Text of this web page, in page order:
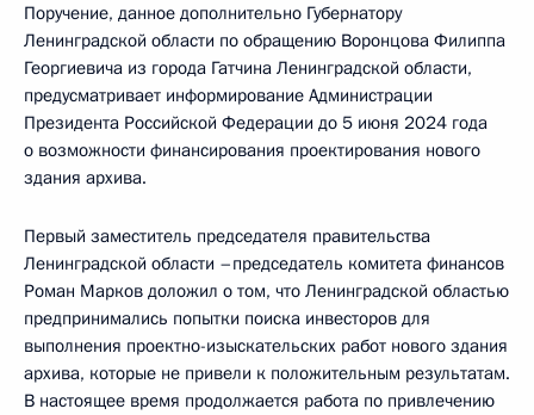
Поручение, данное дополнительно Губернатору
Ленинградской области по обращению Воронцова Филиппа
Георгиевича из города Гатчина Ленинградской области,
предусматривает информирование Администрации
Президента Российской Федерации до 5 июня 2024 года
о возможности финансирования проектирования нового
здания архива.
Первый заместитель председателя правительства
Ленинградской области –председатель комитета финансов
Роман Марков доложил о том, что Ленинградской областью
предпринимались попытки поиска инвесторов для
выполнения проектно-изыскательских работ нового здания
архива, которые не привели к положительным результатам.
В настоящее время продолжается работа по привлечению